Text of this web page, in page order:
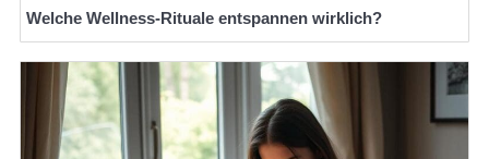
Welche Wellness-Rituale entspannen wirklich?